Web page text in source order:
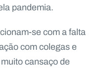
pandemia.
se com a falta
com colegas e
cansaço de